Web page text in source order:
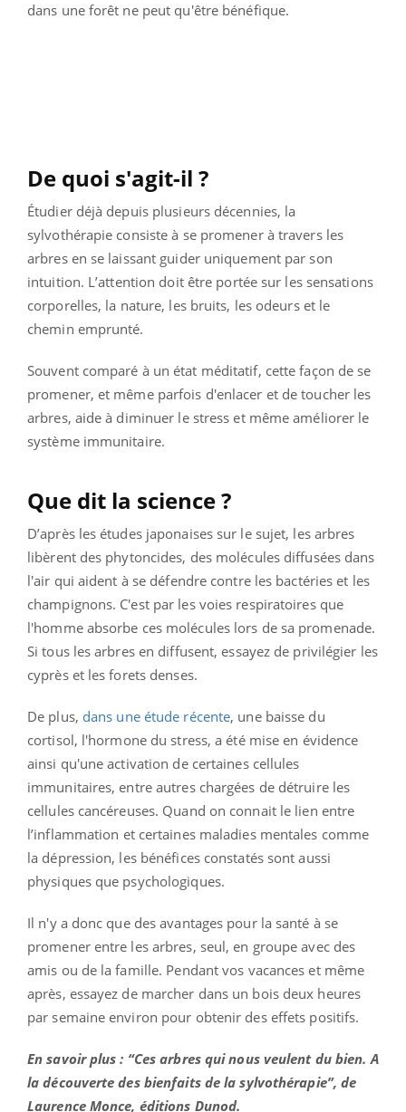
dans une forêt ne peut qu'être bénéfique.
De quoi s'agit-il ?
Étudier déjà depuis plusieurs décennies, la
sylvothérapie consiste à se promener à travers les
arbres en se laissant guider uniquement par son
intuition. L’attention doit être portée sur les sensations
corporelles, la nature, les bruits, les odeurs et le
chemin emprunté.
Souvent comparé à un état méditatif, cette façon de se
promener, et même parfois d'enlacer et de toucher les
arbres, aide à diminuer le stress et même améliorer le
système immunitaire.
Que dit la science ?
D’après les études japonaises sur le sujet, les arbres
libèrent des phytoncides, des molécules diffusées dans
l'air qui aident à se défendre contre les bactéries et les
champignons. C'est par les voies respiratoires que
l'homme absorbe ces molécules lors de sa promenade.
Si tous les arbres en diffusent, essayez de privilégier les
cyprès et les forets denses.
De plus, dans une étude récente, une baisse du
cortisol, l'hormone du stress, a été mise en évidence
ainsi qu'une activation de certaines cellules
immunitaires, entre autres chargées de détruire les
cellules cancéreuses. Quand on connait le lien entre
l’inflammation et certaines maladies mentales comme
la dépression, les bénéfices constatés sont aussi
physiques que psychologiques.
Il n'y a donc que des avantages pour la santé à se
promener entre les arbres, seul, en groupe avec des
amis ou de la famille. Pendant vos vacances et même
après, essayez de marcher dans un bois deux heures
par semaine environ pour obtenir des effets positifs.
En savoir plus : “Ces arbres qui nous veulent du bien. A
la découverte des bienfaits de la sylvothérapie”, de
Laurence Monce, éditions Dunod.